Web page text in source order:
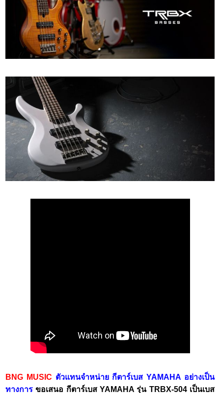
BNG MUSIC ตัวแทนจำหน่าย กีตาร์เบส YAMAHA อย่างเป็น
ทางการ ขอเสนอ กีตาร์เบส YAMAHA รุ่น TRBX-504 เป็นเบส